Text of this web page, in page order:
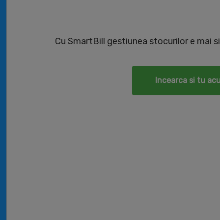
Cu SmartBill gestiunea stocurilor e mai
Incearca si tu